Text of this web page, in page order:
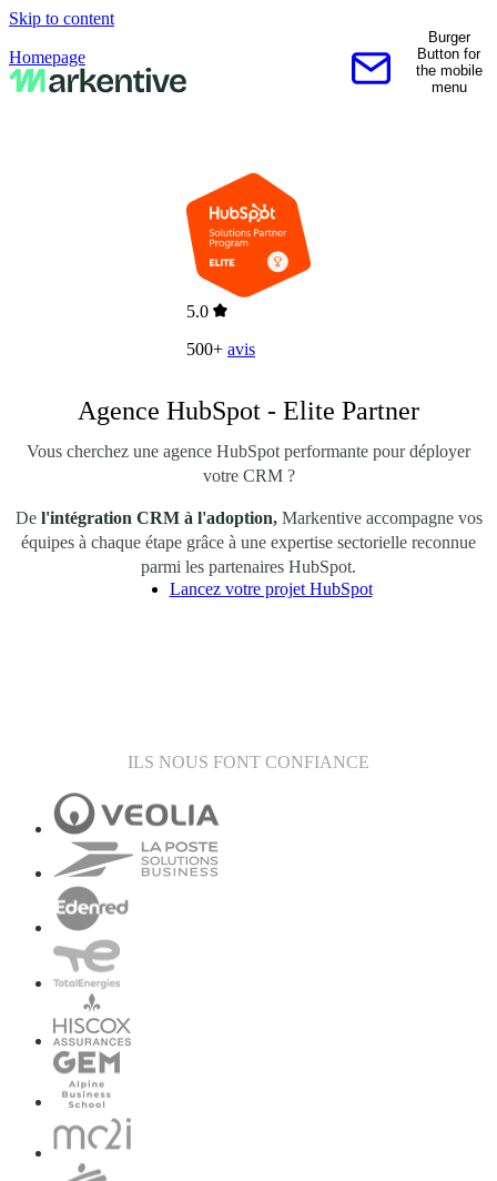
Skip to content
Homepage
Contactez-nous
Burger
Button for
the mobile
menu
5.0
500+ avis
Agence HubSpot - Elite Partner
Vous cherchez une agence HubSpot performante pour déployer
votre CRM ?
De l'intégration CRM à l'adoption,Markentive accompagne vos
équipes à chaque étape grâce à une expertise sectorielle reconnue
parmi les partenaires HubSpot.
Lancez votre projet HubSpot
ILS NOUS FONT CONFIANCE